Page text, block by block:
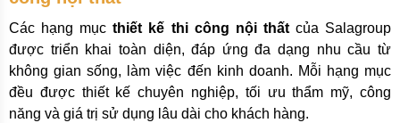
Các hạng mụcthiết kế thi công nội thất của Salagroup
được triển khai toàn diện, đáp ứng đa dạng nhu cầu từ
không gian sống, làm việc đến kinh doanh. Mỗi hạng mục
đều được thiết kế chuyên nghiệp, tối ưu thẩm mỹ, công
năng và giá trị sử dụng lâu dài cho khách hàng.